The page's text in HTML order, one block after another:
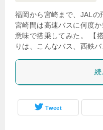
福岡から宮崎まで、JALの
宮崎間は高速バスに何度
意味で搭乗してみた。 【
りは、こんなバス、西鉄
続
Tweet